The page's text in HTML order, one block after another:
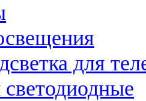
для